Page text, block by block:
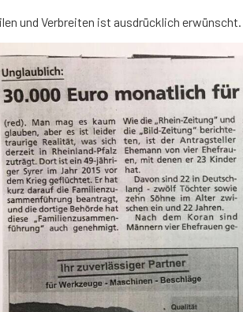
und Verbreiten ist ausdrücklich erwünscht.